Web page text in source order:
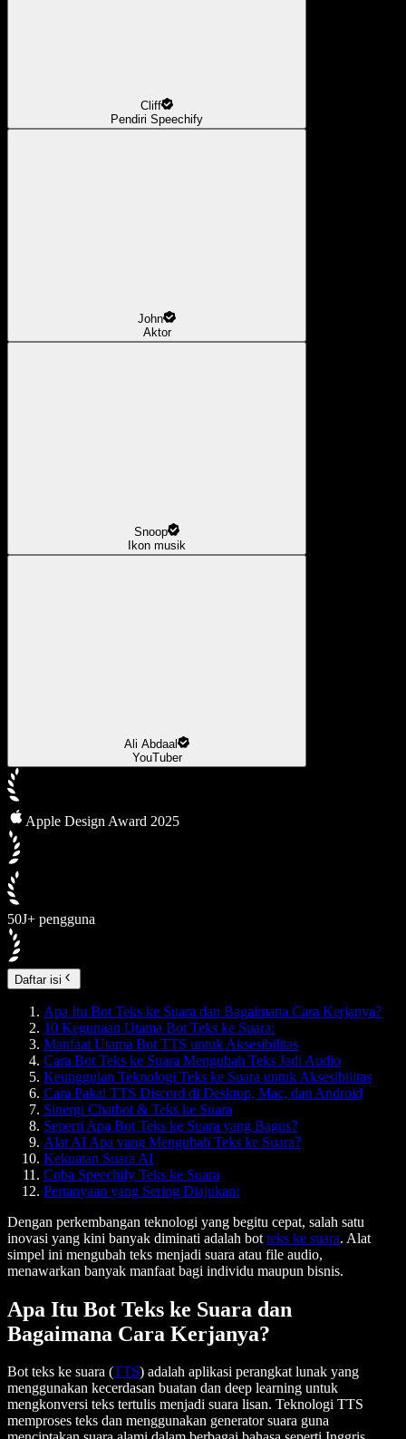
Cliff
Pendiri Speechify
John
Aktor
Snoop
Ikon musik
Ali Abdaal
YouTuber
Apple Design Award 2025
50J+ pengguna
Daftar isi
Apa Itu Bot Teks ke Suara dan Bagaimana Cara Kerjanya?
10 Kegunaan Utama Bot Teks ke Suara:
Manfaat Utama Bot TTS untuk Aksesibilitas
Cara Bot Teks ke Suara Mengubah Teks Jadi Audio
Keunggulan Teknologi Teks ke Suara untuk Aksesibilitas
Cara Pakai TTS Discord di Desktop, Mac, dan Android
Sinergi Chatbot & Teks ke Suara
Seperti Apa Bot Teks ke Suara yang Bagus?
Alat AI Apa yang Mengubah Teks ke Suara?
Kekuatan Suara AI
Coba Speechify Teks ke Suara
Pertanyaan yang Sering Diajukan:
Dengan perkembangan teknologi yang begitu cepat, salah satu
inovasi yang kini banyak diminati adalah bot teks ke suara. Alat
simpel ini mengubah teks menjadi suara atau file audio,
menawarkan banyak manfaat bagi individu maupun bisnis.
Apa Itu Bot Teks ke Suara dan
Bagaimana Cara Kerjanya?
Bot teks ke suara (TTS) adalah aplikasi perangkat lunak yang
menggunakan kecerdasan buatan dan deep learning untuk
mengkonversi teks tertulis menjadi suara lisan. Teknologi TTS
memproses teks dan menggunakan generator suara guna